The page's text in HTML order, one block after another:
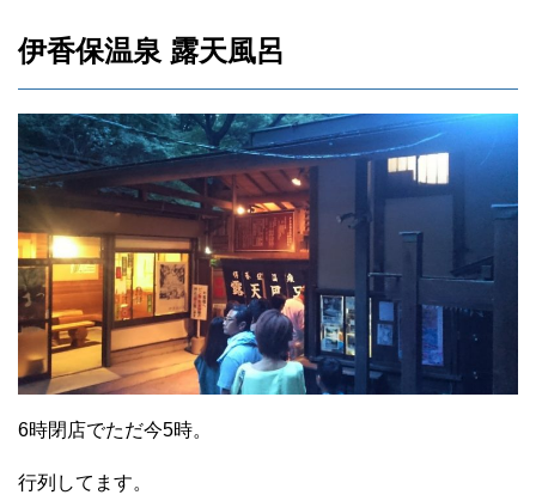
伊香保温泉 露天風呂
6時閉店でただ今5時。
行列してます。